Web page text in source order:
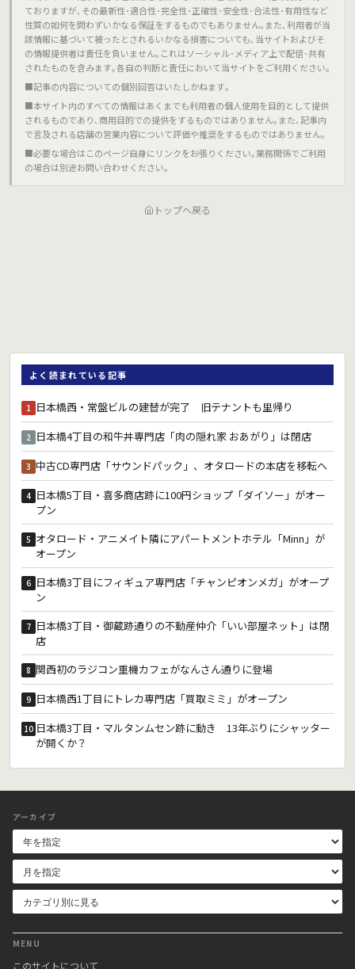
ておりますが､その最新性･適合性･完全性･正確性･安全性･合法性･有用性など
性質の如何を問わずいかなる保証をするものでもありません｡また､利用者が当
該情報に基づいて被ったとされるいかなる損害についても､当サイトおよびそ
の情報提供者は責任を負いません｡これはソーシャル･メディア上で配信･共有
されたものを含みます｡各自の判断と責任において当サイトをご利用ください｡
■記事の内容についての個別回答はいたしかねます｡
■本サイト内のすべての情報はあくまでも利用者の個人使用を目的として提供
されるものであり､商用目的での提供をするものではありません｡また､記事内
で言及される店舗の営業内容について評価や推奨をするものではありません｡
■必要な場合はこのページ自身にリンクをお張りください｡業務関係でご利用
の場合は別途お問い合わせください｡
トップへ戻る
よく読まれている記事
1 日本橋西・常盤ビルの建替が完了 旧テナントも里帰り
2 日本橋4丁目の和牛丼専門店「肉の隠れ家 おあがり」は閉店
3 中古CD専門店「サウンドパック」、オタロードの本店を移転へ
4 日本橋5丁目・喜多商店跡に100円ショップ「ダイソー」がオー
プン
5 オタロード・アニメイト隣にアパートメントホテル「Minn」が
オープン
6 日本橋3丁目にフィギュア専門店「チャンピオンメガ」がオープ
ン
7 日本橋3丁目・御蔵跡通りの不動産仲介「いい部屋ネット」は閉
店
8 関西初のラジコン重機カフェがなんさん通りに登場
9 日本橋西1丁目にトレカ専門店「買取ミミ」がオープン
10 日本橋3丁目・マルタンムセン跡に動き 13年ぶりにシャッター
が開くか？
アーカイブ
MENU
このサイトについて